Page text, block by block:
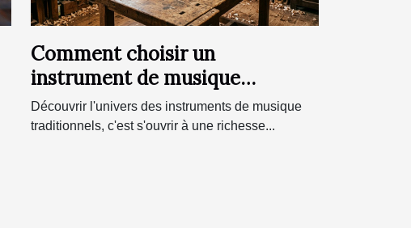
Comment choisir un
instrument de musique
traditionnel adapté à votre
style ?
Découvrir l'univers des instruments de musique
traditionnels, c'est s'ouvrir à une richesse...